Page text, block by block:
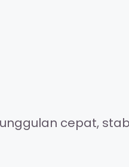
cepat,